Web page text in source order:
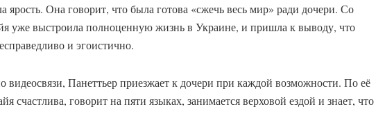
ярость. Она говорит, что была готова «сжечь весь мир» ради дочери. Со
уже выстроила полноценную жизнь в Украине, и пришла к выводу, что
и эгоистично.
Панеттьер приезжает к дочери при каждой возможности. По её
счастлива, говорит на пяти языках, занимается верховой ездой и знает, что